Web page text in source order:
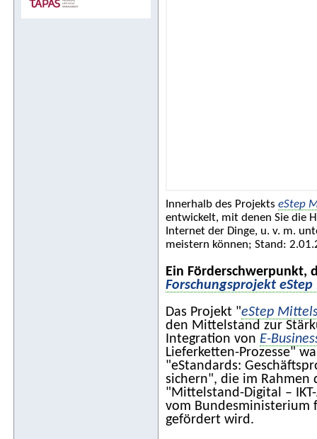
Innerhalb des Projekts eStep
entwickelt, mit denen Sie die
Internet der Dinge, u. v. m.
meistern können; Stand:
Ein Förderschwerpunkt,
Forschungsprojekt
Das Projekt "eStep
den Mittelstand zur
Integration von E-
Lieferketten-Prozesse"
"eStandards:
sichern", die im Rahmen
"Mittelstand-Digital –
vom Bundesministerium
gefördert wird.